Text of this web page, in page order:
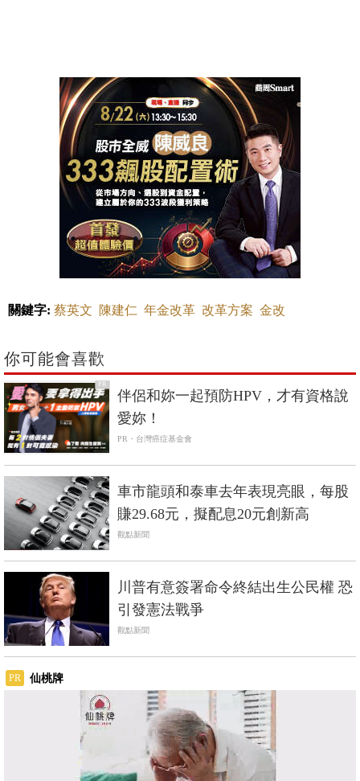
關鍵字: 蔡英文 陳建仁 年金改革 改革方案 金改
你可能會喜歡
PR
伴侶和妳一起預防HPV，才有資格說
愛妳！
PR・台灣癌症基金會
車市龍頭和泰車去年表現亮眼，每股
賺29.68元，擬配息20元創新高
觀點新聞
川普有意簽署命令終結出生公民權 恐
引發憲法戰爭
觀點新聞
PR 仙桃牌